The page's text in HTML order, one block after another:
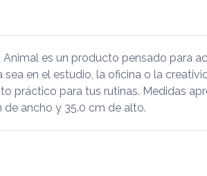
Animal es un producto pensado para
sea en el estudio, la oficina o la
práctico para tus rutinas. Medidas
de ancho y 35.0 cm de alto.